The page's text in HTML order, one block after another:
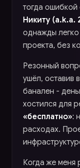
тогда ошибкой
Никиту (a.k.a.
однажды
проекта, без
Резонный
ушёл, оставив
банален -
хостился для
«бесплатно»:
расходах.
Когда же меня